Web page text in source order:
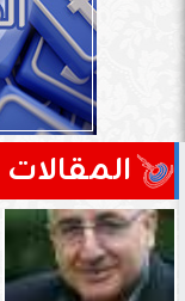
المقالات